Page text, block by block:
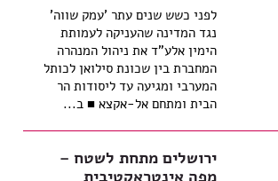
לפני כשש שנים עתר 'עמק שווה'
נגד המדינה שהעניקה לעמותת
הימין אלע"ד את ניהול המנהרה
המחברת בין שכונת סילואן לכותל
המערבי ומגיעה עד ליסודות הר
הבית ומתחם אל-אקצא ■ ב...
ירושלים מתחת לשטח –
מפה אינטראקטיבית